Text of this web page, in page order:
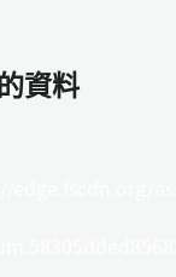
資料